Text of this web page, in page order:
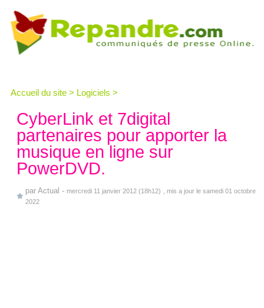
Accueil du site > Logiciels >
CyberLink et 7digital
partenaires pour apporter la
musique en ligne sur
PowerDVD.
par Actual - mercredi 11 janvier 2012 (18h12)
, mis a jour le samedi 01 octobre
2022